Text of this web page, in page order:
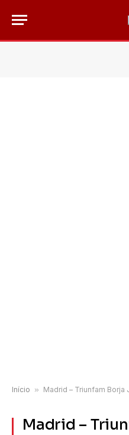
Início » Madrid – Triunfam Borja Jiménez e Victorino
Madrid –